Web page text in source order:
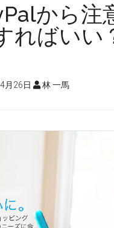
から注
ればいい
月26日 林 一馬